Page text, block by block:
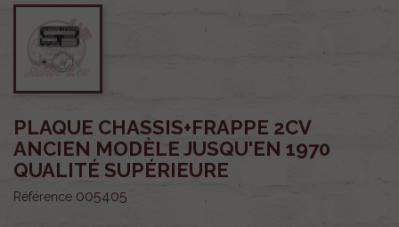
PLAQUE CHASSIS+FRAPPE 2CV
ANCIEN MODÈLE JUSQU'EN 1970
QUALITÉ SUPÉRIEURE
Référence 005405